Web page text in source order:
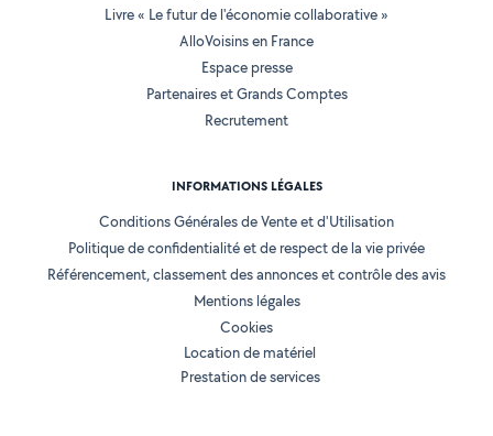
Livre « Le futur de l'économie collaborative »
AlloVoisins en France
Espace presse
Partenaires et Grands Comptes
Recrutement
INFORMATIONS LÉGALES
Conditions Générales de Vente et d'Utilisation
Politique de confidentialité et de respect de la vie privée
Référencement, classement des annonces et contrôle des avis
Mentions légales
Cookies
Location de matériel
Prestation de services